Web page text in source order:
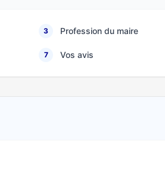
3 Profession du maire
7 Vos avis